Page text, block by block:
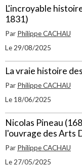
L'incroyable
1831)
Par Philippe CACHAU
Le 29/08/2025
La vraie histoire
Par Philippe CACHAU
Le 18/06/2025
Nicolas Pineau
l'ouvrage des Arts
Par Philippe CACHAU
Le 27/05/2025